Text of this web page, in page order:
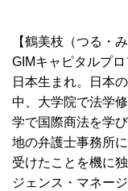
【鶴美枝（つる・み
GIMキャピタルプ
日本生まれ。日本
中、大学院で法学
学で国際商法を学
地の弁護士事務所
受けたことを機に
ジェンス・マネー